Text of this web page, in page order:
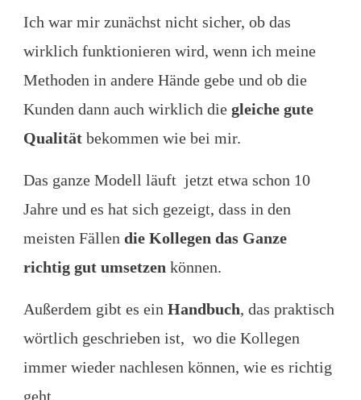
Ich war mir zunächst nicht sicher, ob das
wirklich funktionieren wird, wenn ich meine
Methoden in andere Hände gebe und ob die
Kunden dann auch wirklich die gleiche gute
Qualität bekommen wie bei mir.
Das ganze Modell läuft jetzt etwa schon 10
Jahre und es hat sich gezeigt, dass in den
meisten Fällen die Kollegen das Ganze
richtig gut umsetzen können.
Außerdem gibt es ein Handbuch, das praktisch
wörtlich geschrieben ist, wo die Kollegen
immer wieder nachlesen können, wie es richtig
geht.